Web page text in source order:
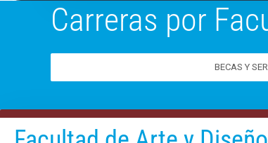
Carreras por
BECAS Y